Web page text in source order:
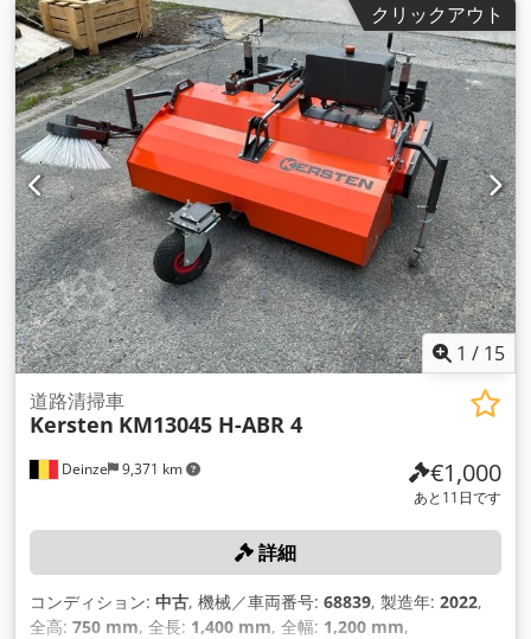
クリックアウト
1 / 15
Deinze 9,371 km
道路清掃車
Kersten KM13045 H-ABR 4
€1,000
あと11日です
詳細
コンディション: 中古, 機械／車両番号: 68839, 製造年: 2022,
全高: 750 mm, 全長: 1,400 mm, 全幅: 1,200 mm,